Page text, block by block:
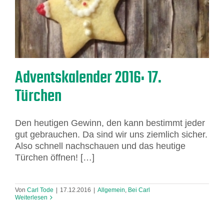
Adventskalender 2016: 17.
Türchen
Den heutigen Gewinn, den kann bestimmt jeder
gut gebrauchen. Da sind wir uns ziemlich sicher.
Also schnell nachschauen und das heutige
Türchen öffnen! […]
Von Carl Tode 17.12.2016 Allgemein, Bei Carl
Weiterlesen